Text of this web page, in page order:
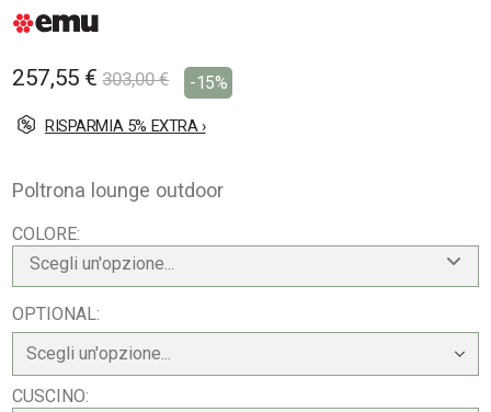
di
257,55 € 303,00 € -15%
RISPARMIA 5% EXTRA ›
Poltrona lounge outdoor
COLORE
Scegli un'opzione...
OPTIONAL
CUSCINO